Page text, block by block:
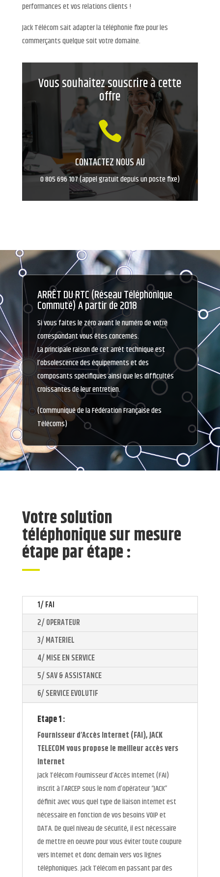
performances et vos relations clients !
Jack Télécom sait adapter la téléphonie fixe pour les
commerçants quelque soit votre domaine.
Vous souhaitez souscrire à cette
offre

CONTACTEZ NOUS AU
0 805 696 107 (appel gratuit depuis un poste fixe)
ARRÊT DU RTC (Réseau Téléphonique
Commuté) A partir de 2018
Si vous faites le zéro avant le numéro de votre
correspondant vous êtes concernés.
La principale raison de cet arrêt technique est
l’obsolescence des équipements et des
composants spécifiques ainsi que les difficultés
croissantes de leur entretien.
(Communiqué de la Fédération Française des
Télécoms)
Votre solution
téléphonique sur mesure
étape par étape :
1/ FAI
2/ OPERATEUR
3/ MATERIEL
4/ MISE EN SERVICE
5/ SAV & ASSISTANCE
6/ SERVICE EVOLUTIF
Etape 1 :
Fournisseur d’Accès Internet (FAI), JACK
TELECOM vous propose le meilleur accès vers
Internet
Jack Télécom Fournisseur d’Accès Internet (FAI)
inscrit à l’ARCEP sous le nom d’opérateur “JACK”
définit avec vous quel type de liaison internet est
nécessaire en fonction de vos besoins VOIP et
DATA. De quel niveau de sécurité, il est nécessaire
de mettre en oeuvre pour vous éviter toute coupure
vers Internet et donc demain vers vos lignes
téléphoniques. Jack Télécom en passant par des